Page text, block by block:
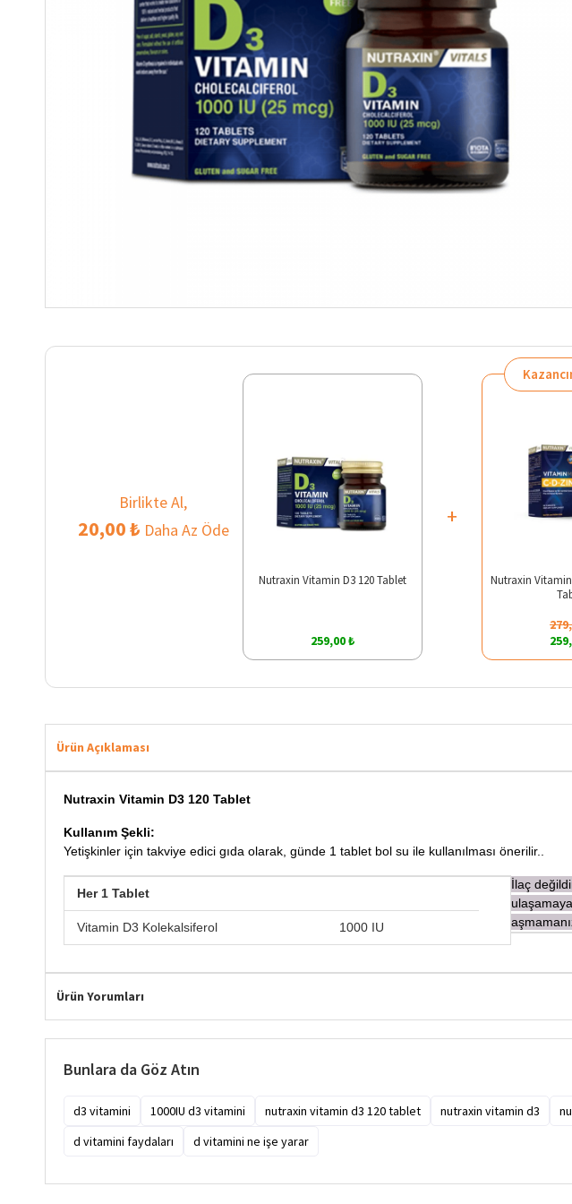
Birlikte Al,
20,00 ₺ Daha Az Öde
Nutraxin Vitamin D3 120 Tablet
259,00 ₺
+
Nutraxin
Ürün Açıklaması
Nutraxin Vitamin D3 120 Tablet
Kullanım Şekli:
Yetişkinler için takviye edici gıda olarak, günde 1 tablet bol su ile kullanılması önerilir.
Her 1 Tablet
Vitamin D3 Kolekalsiferol 1000 IU
İlaç
Ürün Yorumları
Bunlara da Göz Atın
d3 vitamini 1000IU d3 vitamini nutraxin vitamin d3 120 tablet nutraxin vitamin d3
d vitamini faydaları
d vitamini ne işe yarar